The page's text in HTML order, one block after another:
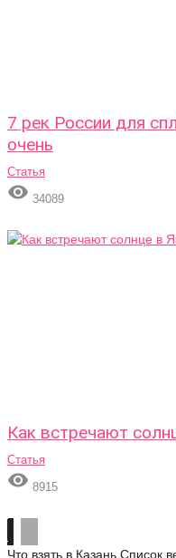
7 рек России для
очень
Статья
 34089
Как встречают
Статья
 8915
Что взять в Казань Список